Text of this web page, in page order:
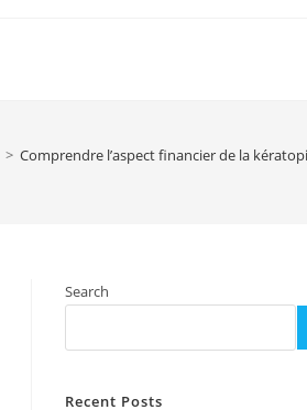
> Comprendre l’aspect financier de la
Search
Recent Posts